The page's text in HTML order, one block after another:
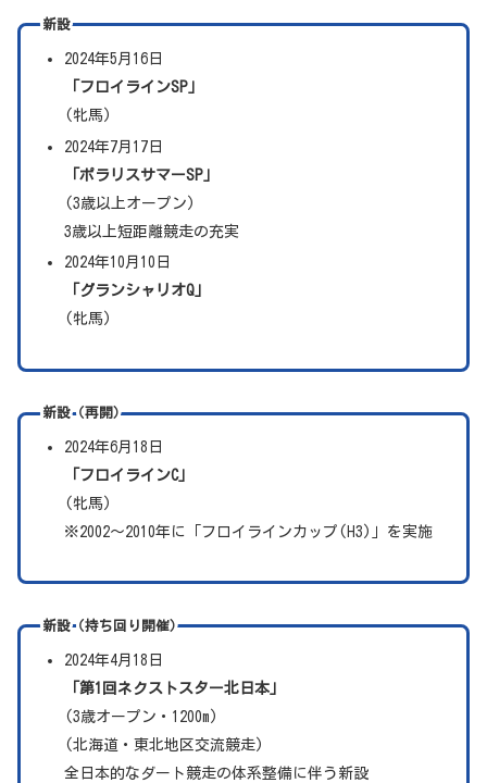
新設
2024年5月16日
「フロイラインSP」
(牝馬)
2024年7月17日
「ポラリスサマーSP」
(3歳以上オープン)
3歳以上短距離競走の充実
2024年10月10日
「グランシャリオQ」
(牝馬)
新設（再開）
2024年6月18日
「フロイラインC」
(牝馬)
※2002～2010年に「フロイラインカップ(H3)」を実施
新設（持ち回り開催）
2024年4月18日
「第1回ネクストスター北日本」
(3歳オープン・1200m)
(北海道・東北地区交流競走)
全日本的なダート競走の体系整備に伴う新設